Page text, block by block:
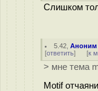
Слишком
5.42 ,Аноним
[ответить] [к
> мне тема
Motif